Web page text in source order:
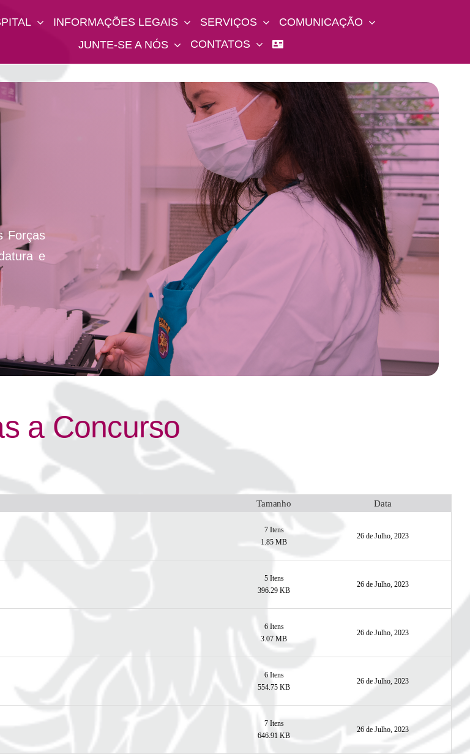
INFORMAÇÕES LEGAIS SERVIÇOS
COMUNICAÇÃO
JUNTE-SE A NÓS
CONTATOS
Forças
e
a Concurso
Tamanho Data
7Itens
1.85 MB
26 de Julho, 2023
5Itens
396.29 KB
26 de Julho, 2023
6Itens
3.07 MB
26 de Julho, 2023
6Itens
554.75 KB
26 de Julho, 2023
7Itens
646.91 KB
26 de Julho, 2023